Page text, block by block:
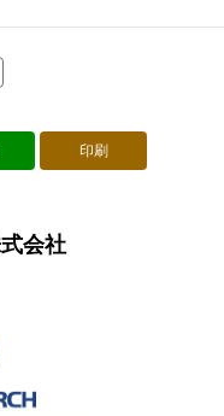
印刷
会社